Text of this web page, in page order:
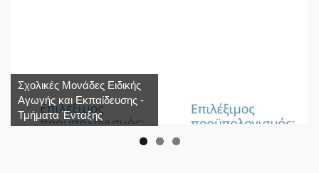
Σχολικές Μονάδες Ειδικής
Αγωγής και Εκπαίδευσης -
Τμήματα Ένταξης